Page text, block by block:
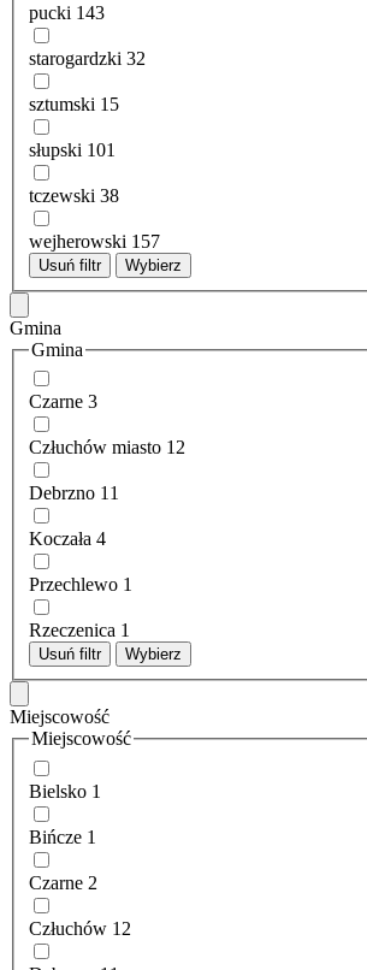
pucki 143
starogardzki 32
sztumski 15
słupski 101
tczewski 38
wejherowski 157
Usuń filtr Wybierz
Gmina
Gmina
Czarne 3
Człuchów miasto 12
Debrzno 11
Koczała 4
Przechlewo 1
Rzeczenica 1
Usuń filtr Wybierz
Miejscowość
Miejscowość
Bielsko 1
Bińcze 1
Czarne 2
Człuchów 12